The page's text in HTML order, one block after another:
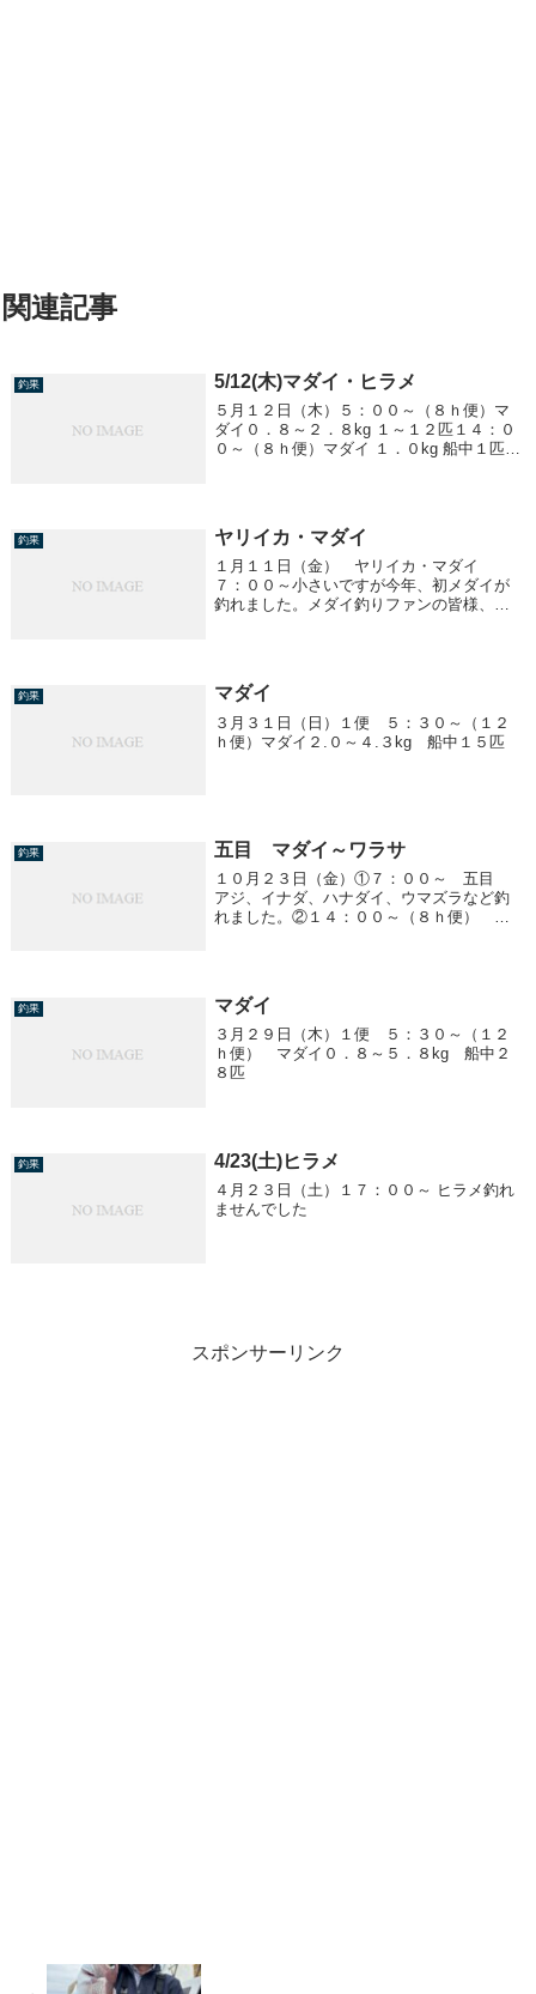
関連記事
釣果 5/12(木)マダイ・ヒラメ
５月１２日（木）５：００～（８ｈ便）マ
ダイ０．８～２．８kg １～１２匹１４：０
０～（８ｈ便）マダイ １．０kg 船中１匹ヒ
釣果 ヤリイカ・マダイ
１月１１日（金） ヤリイカ・マダイ
７：００～小さいですが今年、初メダイが
釣れました。メダイ釣りファンの皆様、今
ｋｇ 船中２匹...
釣果 マダイ
３月３１日（日）１便 ５：３０～（１２
ｈ便）マダイ２.０～４.３kg 船中１５匹
釣果 五目 マダイ～ワラサ
１０月２３日（金）①７：００～ 五目
アジ、イナダ、ハナダイ、ウマズラなど釣
れました。②１４：００～（８ｈ便） マ
人 船中７０匹...
釣果 マダイ
３月２９日（木）１便 ５：３０～（１２
ｈ便） マダイ０．８～５．８kg 船中２
８匹
釣果 4/23(土)ヒラメ
４月２３日（土）１７：００～ ヒラメ釣れ
ませんでした
スポンサーリンク